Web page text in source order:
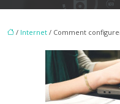
/ Internet / Comment